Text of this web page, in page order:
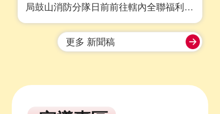
局鼓山消防分隊日前前往轄內全聯福利中
導，透過與賣場合作推廣防災觀念，鼓勵
民眾及早完成防颱整備，降低颱風可能帶
電池、瓶裝....詳全文
更多 新聞稿